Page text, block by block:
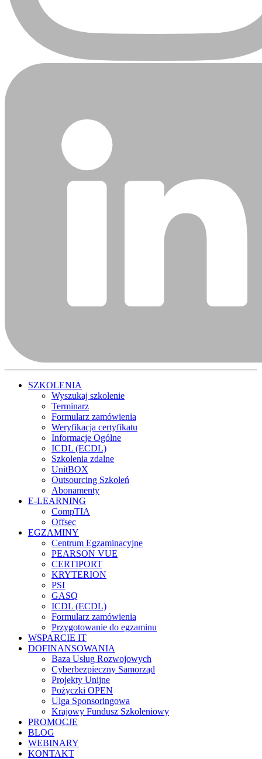
SZKOLENIA
Wyszukaj szkolenie
Terminarz
Formularz zamówienia
Weryfikacja certyfikatu
Informacje Ogólne
ICDL (ECDL)
Szkolenia zdalne
UnitBOX
Outsourcing Szkoleń
Abonamenty
E-LEARNING
CompTIA
Offsec
EGZAMINY
Centrum Egzaminacyjne
PEARSON VUE
CERTIPORT
KRYTERION
PSI
GASQ
ICDL (ECDL)
Formularz zamówienia
Przygotowanie do egzaminu
WSPARCIE IT
DOFINANSOWANIA
Baza Usług Rozwojowych
Cyberbezpieczny Samorząd
Projekty Unijne
Pożyczki OPEN
Ulga Sponsoringowa
Krajowy Fundusz Szkoleniowy
PROMOCJE
BLOG
WEBINARY
KONTAKT